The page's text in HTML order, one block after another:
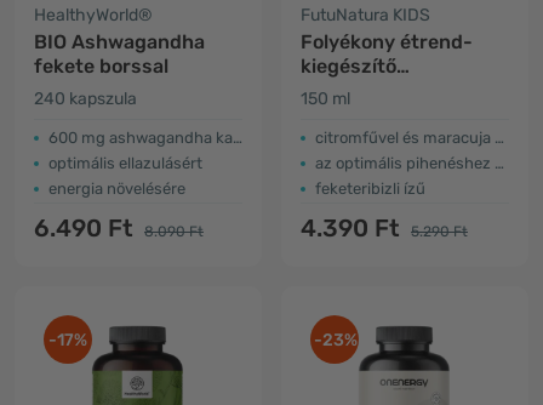
HealthyWorld®
BIO Ashwagandha
fekete borssal
240 kapszula
600 mg ashwagandha kapszulánként
optimális ellazulásért
energia növelésére
6.490 Ft 8.090 Ft
FutuNatura KIDS
Folyékony étrend-
kiegészítő
gyerekeknek az
150 ml
citromfűvel és maracuja kivonattal
az optimális pihenéshez és alváshoz
feketeribizli ízű
4.390 Ft 5.290 Ft
-17% -23%